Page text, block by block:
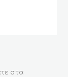
στα